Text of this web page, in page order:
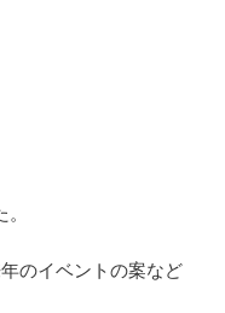
のイベントの案など